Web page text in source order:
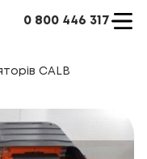
0 800 446 317
CALB